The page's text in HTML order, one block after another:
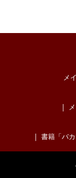
メ
書籍「バ